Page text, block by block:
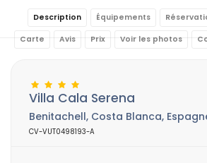
Description Équipements
Carte Avis Prix Voir les photos
Villa Cala Serena
Benitachell, Costa Blanca,
CV-VUT0498193-A